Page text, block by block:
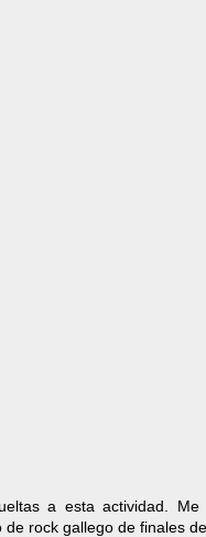
a esta actividad. Me
rock gallego de finales